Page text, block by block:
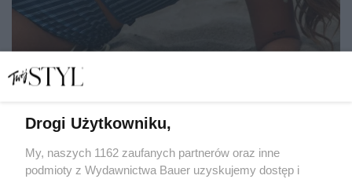
modele na plażę i basen
Drogi Użytkowniku,
My, naszych 1162 zaufanych partnerów oraz inne
podmioty z Wydawnictwa Bauer uzyskujemy dostęp i